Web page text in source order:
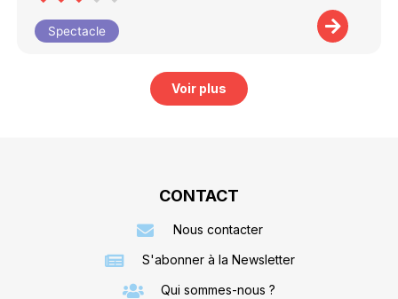
Spectacle
Voir plus
CONTACT
Nous contacter
S'abonner à la Newsletter
Qui sommes-nous ?